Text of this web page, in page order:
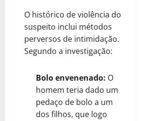
O histórico de violência do
suspeito inclui métodos
perversos de intimidação.
Segundo a investigação:
Bolo envenenado: O
homem teria dado um
pedaço de bolo a um
dos filhos, que logo